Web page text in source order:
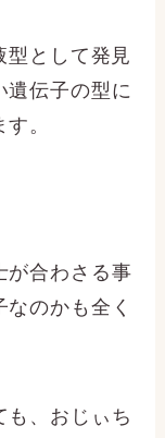
型として発見
遺伝子の型に
。
が合わさる事
のかも全く
も、おじぃち